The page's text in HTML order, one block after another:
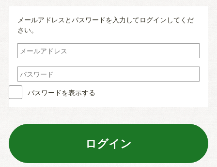
メールアドレスとパスワードを入力してログインしてくだ
さい。
パスワードを表示する